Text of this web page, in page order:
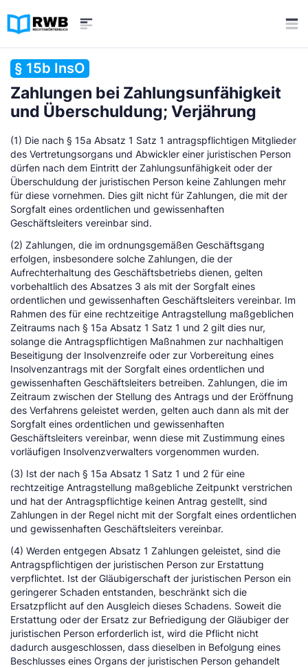
§ 15b InsO
Zahlungen bei Zahlungsunfähigkeit
und Überschuldung; Verjährung
(1) Die nach § 15a Absatz 1 Satz 1 antragspflichtigen Mitglieder
des Vertretungsorgans und Abwickler einer juristischen Person
dürfen nach dem Eintritt der Zahlungsunfähigkeit oder der
Überschuldung der juristischen Person keine Zahlungen mehr
für diese vornehmen. Dies gilt nicht für Zahlungen, die mit der
Sorgfalt eines ordentlichen und gewissenhaften
Geschäftsleiters vereinbar sind.
(2) Zahlungen, die im ordnungsgemäßen Geschäftsgang
erfolgen, insbesondere solche Zahlungen, die der
Aufrechterhaltung des Geschäftsbetriebs dienen, gelten
vorbehaltlich des Absatzes 3 als mit der Sorgfalt eines
ordentlichen und gewissenhaften Geschäftsleiters vereinbar. Im
Rahmen des für eine rechtzeitige Antragstellung maßgeblichen
Zeitraums nach § 15a Absatz 1 Satz 1 und 2 gilt dies nur,
solange die Antragspflichtigen Maßnahmen zur nachhaltigen
Beseitigung der Insolvenzreife oder zur Vorbereitung eines
Insolvenzantrags mit der Sorgfalt eines ordentlichen und
gewissenhaften Geschäftsleiters betreiben. Zahlungen, die im
Zeitraum zwischen der Stellung des Antrags und der Eröffnung
des Verfahrens geleistet werden, gelten auch dann als mit der
Sorgfalt eines ordentlichen und gewissenhaften
Geschäftsleiters vereinbar, wenn diese mit Zustimmung eines
vorläufigen Insolvenzverwalters vorgenommen wurden.
(3) Ist der nach § 15a Absatz 1 Satz 1 und 2 für eine
rechtzeitige Antragstellung maßgebliche Zeitpunkt verstrichen
und hat der Antragspflichtige keinen Antrag gestellt, sind
Zahlungen in der Regel nicht mit der Sorgfalt eines ordentlichen
und gewissenhaften Geschäftsleiters vereinbar.
(4) Werden entgegen Absatz 1 Zahlungen geleistet, sind die
Antragspflichtigen der juristischen Person zur Erstattung
verpflichtet. Ist der Gläubigerschaft der juristischen Person ein
geringerer Schaden entstanden, beschränkt sich die
Ersatzpflicht auf den Ausgleich dieses Schadens. Soweit die
Erstattung oder der Ersatz zur Befriedigung der Gläubiger der
juristischen Person erforderlich ist, wird die Pflicht nicht
dadurch ausgeschlossen, dass dieselben in Befolgung eines
Beschlusses eines Organs der juristischen Person gehandelt